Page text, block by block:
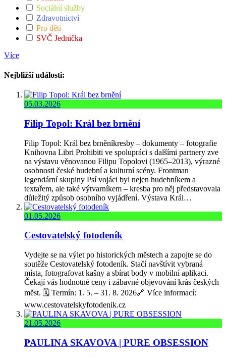
Sociální služby
Zdravotnictví
Pro děti
SVČ Jednička
Více
Nejbližší události:
05.03.2026
Filip Topol: Král bez brnění
Filip Topol: Král bez brněníkresby – dokumenty – fotografie
Knihovna Libri Prohibiti ve spolupráci s dalšími partnery zve
na výstavu věnovanou Filipu Topolovi (1965–2013), výrazné
osobnosti české hudební a kulturní scény. Frontman
legendární skupiny Psí vojáci byl nejen hudebníkem a
textařem, ale také výtvarníkem – kresba pro něj představovala
důležitý způsob osobního vyjádření. Výstava Král…
01.05.2026
Cestovatelský fotodeník
Vydejte se na výlet po historických městech a zapojte se do
soutěže Cestovatelský fotodeník. Stačí navštívit vybraná
místa, fotografovat kašny a sbírat body v mobilní aplikaci.
Čekají vás hodnotné ceny i zábavné objevování krás českých
měst. 🗓️ Termín: 1. 5. – 31. 8. 2026🔗 Více informací:
www.cestovatelskyfotodenik.cz
21.05.2026
PAULINA SKAVOVA | PURE OBSESSION